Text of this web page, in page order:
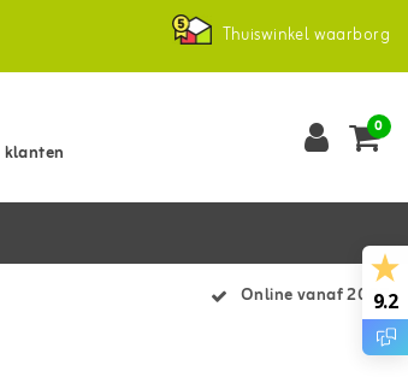
Thuiswinkel waarborg
klanten
0
Online vanaf 2007
9.2